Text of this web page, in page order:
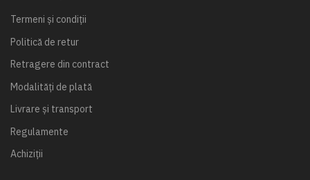
Termeni și condiții
Politică de retur
Retragere din contract
Modalități de plată
Livrare și transport
Regulamente
Achiziții